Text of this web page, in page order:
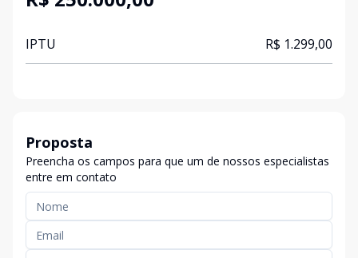
IPTU R$ 1.299,00
Proposta
Preencha os campos para que um de nossos especialistas
entre em contato